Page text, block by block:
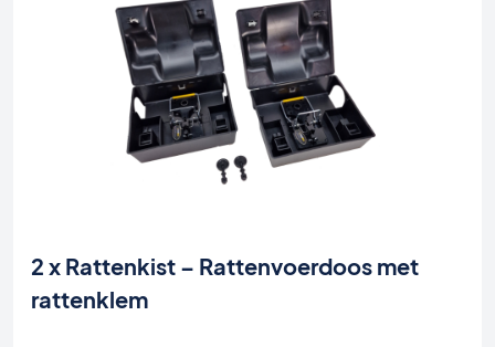
2 x Rattenkist – Rattenvoerdoos met
rattenklem